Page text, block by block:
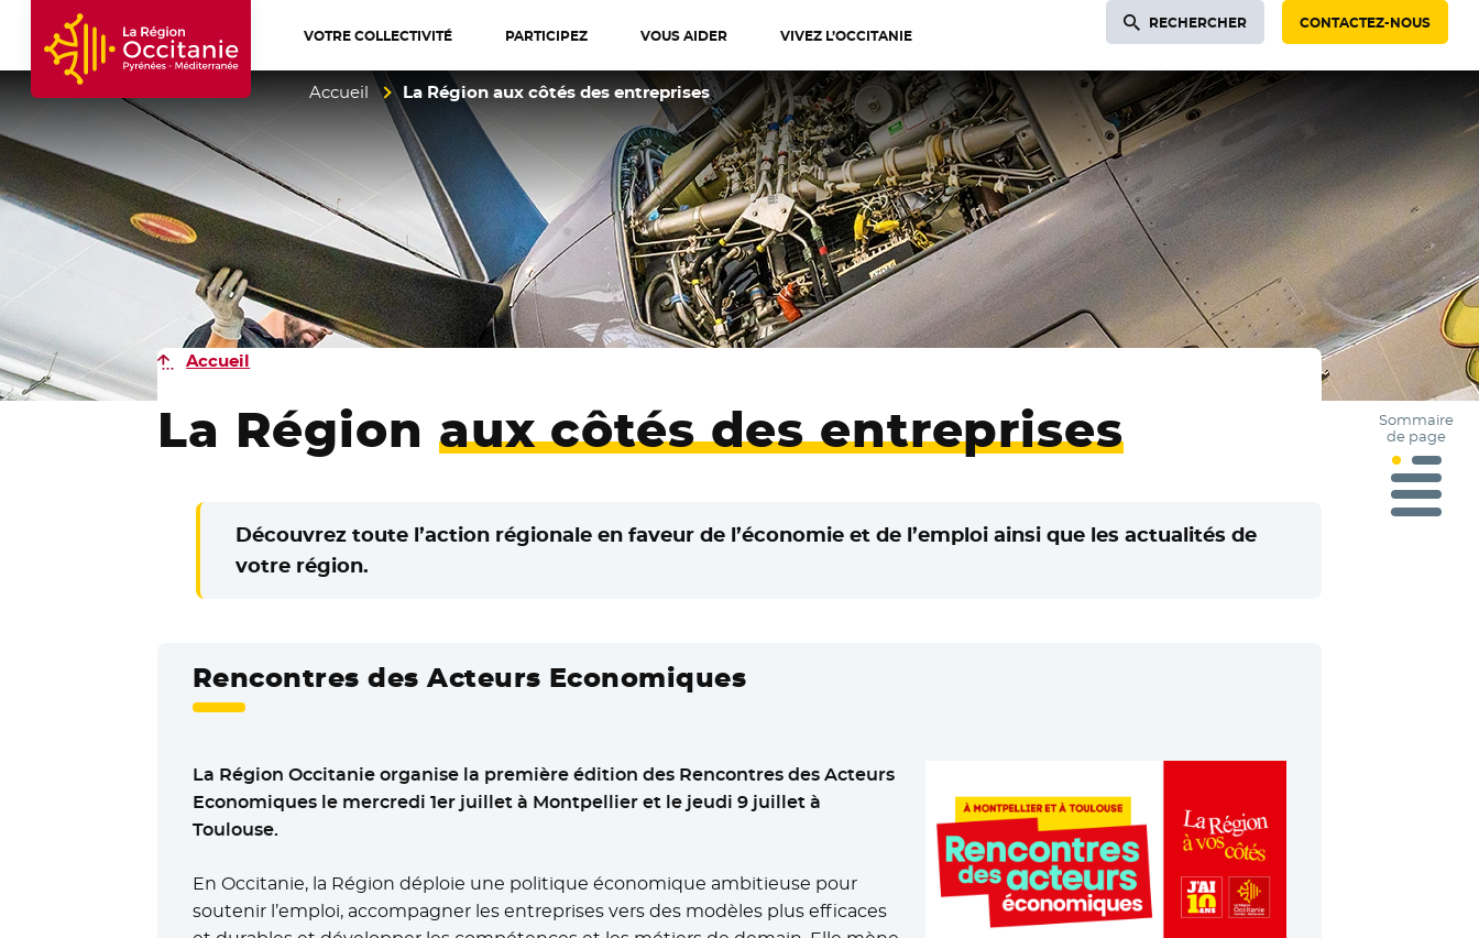
Accueil Région Occitanie / Pyrénées-Méditerranée
VOTRE COLLECTIVITÉ PARTICIPEZ VOUS AIDER VIVEZ L’OCCITANIE
RECHERCHER CONTACTEZ-NOUS
Accueil La Région aux côtés des entreprises
Accueil
La Région aux côtés des entreprises
Découvrez toute l’action régionale en faveur de l’économie et de l’emploi ainsi que les actualités de
votre région.
Rencontres des Acteurs Economiques
La Région Occitanie organise la première édition des Rencontres des Acteurs
Economiques le mercredi 1er juillet à Montpellier et le jeudi 9 juillet à
Toulouse.
En Occitanie, la Région déploie une politique économique ambitieuse pour
soutenir l’emploi, accompagner les entreprises vers des modèles plus efficaces
Sommaire
de page